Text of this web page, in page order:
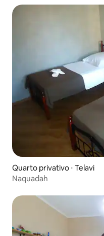
Quarto privativo ⋅ Telavi
Naquadah